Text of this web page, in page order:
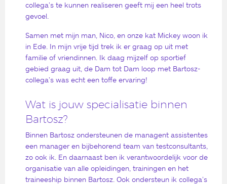
collega’s te kunnen realiseren geeft mij een heel trots
gevoel.
Samen met mijn man, Nico, en onze kat Mickey woon ik
in Ede. In mijn vrije tijd trek ik er graag op uit met
familie of vriendinnen. Ik daag mijzelf op sportief
gebied graag uit, de Dam tot Dam loop met Bartosz-
collega’s was echt een toffe ervaring!
Wat is jouw specialisatie binnen
Bartosz?
Binnen Bartosz ondersteunen de managent assistentes
een manager en bijbehorend team van testconsultants,
zo ook ik. En daarnaast ben ik verantwoordelijk voor de
organisatie van alle opleidingen, trainingen en het
traineeship binnen Bartosz. Ook ondersteun ik collega’s